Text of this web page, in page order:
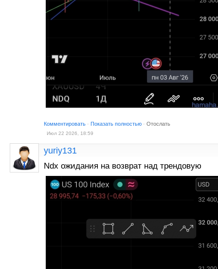
Комментировать · Показать полностью · Отослать
Июл 22 2026, 18:59
yuriy131
Ndx ожидания на возврат над трендовую